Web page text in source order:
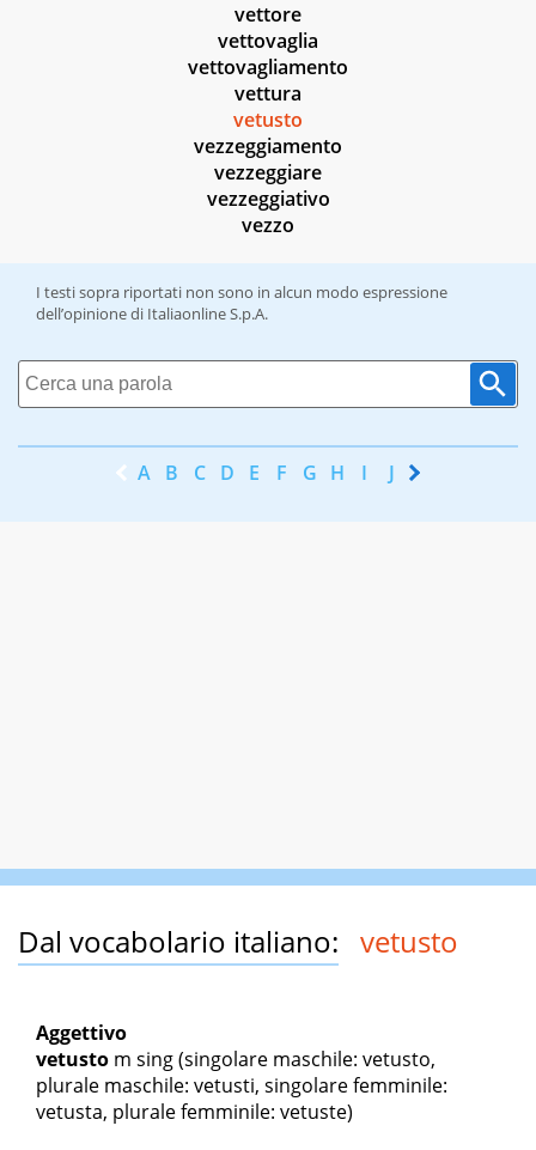
vettore
vettovaglia
vettovagliamento
vettura
vetusto
vezzeggiamento
vezzeggiare
vezzeggiativo
vezzo
I testi sopra riportati non sono in alcun modo espressione
dell’opinione di Italiaonline S.p.A.
A B C D E F G H I J K
Dal vocabolario italiano: vetusto
Aggettivo
vetusto m sing(singolare maschile: vetusto,
plurale maschile: vetusti, singolare femminile:
vetusta, plurale femminile: vetuste)